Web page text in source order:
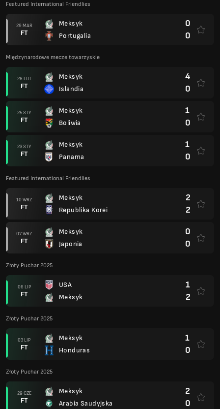
Featured International Friendlies
29 MAR
FT
Meksyk
Portugalia
0
0
Międzynarodowe mecze towarzyskie
26 LUT
FT
Meksyk
Islandia
4
0
25 STY
FT
Meksyk
Boliwia
1
0
23 STY
FT
Meksyk
Panama
1
0
Featured International Friendlies
10 WRZ
FT
Meksyk
Republika Korei
2
2
07 WRZ
FT
Meksyk
Japonia
0
0
Złoty Puchar 2025
06 LIP
FT
USA
Meksyk
1
2
Złoty Puchar 2025
03 LIP
FT
Meksyk
Honduras
1
0
Złoty Puchar 2025
29 CZE
FT
Meksyk
Arabia Saudyjska
2
0